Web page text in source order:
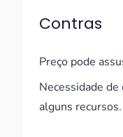
Contras
Preço pode
Necessidade
alguns recursos.